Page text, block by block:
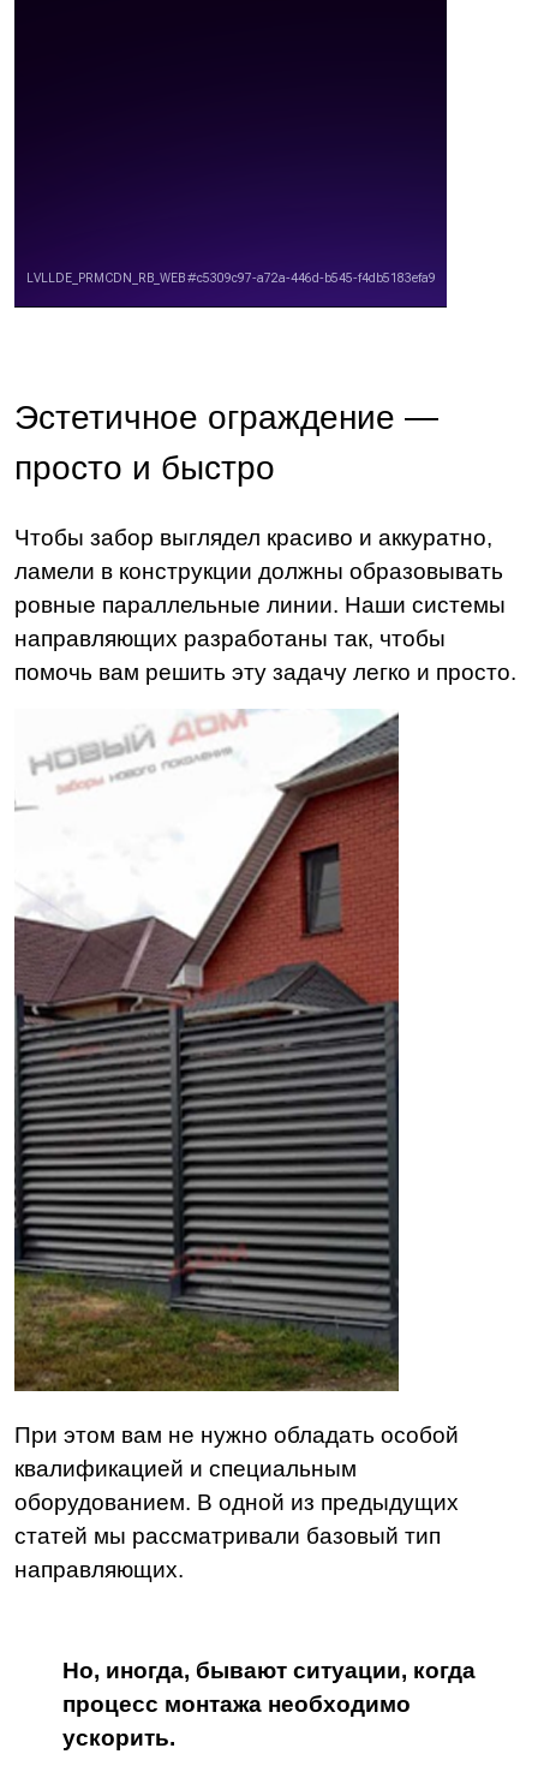
Эстетичное ограждение —
просто и быстро
Чтобы забор выглядел красиво и аккуратно,
ламели в конструкции должны образовывать
ровные параллельные линии. Наши системы
направляющих разработаны так, чтобы
помочь вам решить эту задачу легко и просто.
При этом вам не нужно обладать особой
квалификацией и специальным
оборудованием. В одной из предыдущих
статей мы рассматривали базовый тип
направляющих.
Но, иногда, бывают ситуации, когда
процесс монтажа необходимо
ускорить.